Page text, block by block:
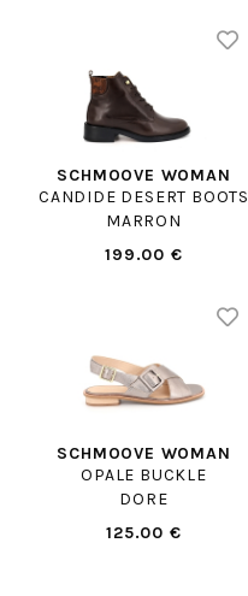
SCHMOOVE WOMAN
CANDIDE DESERT BOOTS
MARRON
199.00 €
SCHMOOVE WOMAN
OPALE BUCKLE
DORE
125.00 €